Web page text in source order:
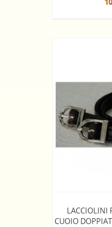
LACCIOLINI
CUOIO